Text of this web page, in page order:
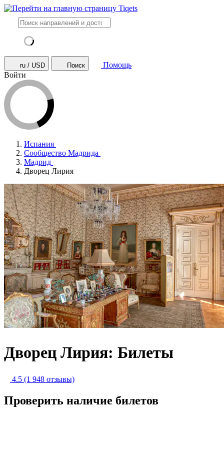
ru / USD Поиск
Помощь
Войти
Испания
Сообщество Мадрида
Мадрид
Дворец Лирия
Дворец Лирия: Билеты
4.5 (1 948 отзывы)
Проверить наличие билетов